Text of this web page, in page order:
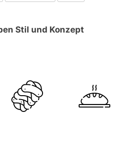
Stil und Konzept